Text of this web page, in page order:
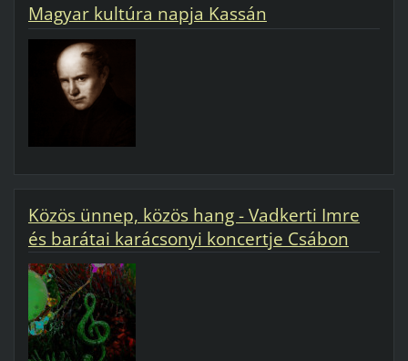
Magyar kultúra napja Kassán
Közös ünnep, közös hang - Vadkerti Imre
és barátai karácsonyi koncertje Csábon